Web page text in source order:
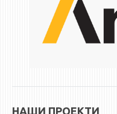
ЕКВИВАЛЕНЦИИ ОД
ОГЛАСНА ТАБЛА
НАШИ ПРОЕКТИ